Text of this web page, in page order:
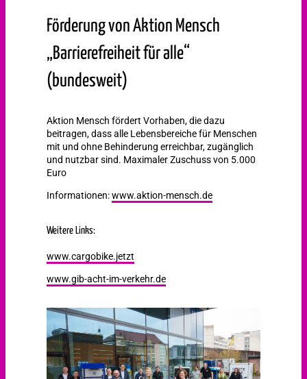
Förderung von Aktion Mensch
„Barrierefreiheit für alle“
(bundesweit)
Aktion Mensch fördert Vorhaben, die dazu
beitragen, dass alle Lebensbereiche für Menschen
mit und ohne Behinderung erreichbar, zugänglich
und nutzbar sind. Maximaler Zuschuss von 5.000
Euro
Informationen:www.aktion-mensch.de
Weitere Links:
www.cargobike.jetzt
www.gib-acht-im-verkehr.de